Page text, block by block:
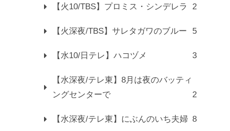
【火10/TBS】プロミス・シンデレラ 2
【火深夜/TBS】サレタガワのブルー 5
【水10/日テレ】ハコヅメ 3
【水深夜/テレ東】8月は夜のバッティ
ングセンターで
2
【水深夜/テレ東】にぶんのいち夫婦 8